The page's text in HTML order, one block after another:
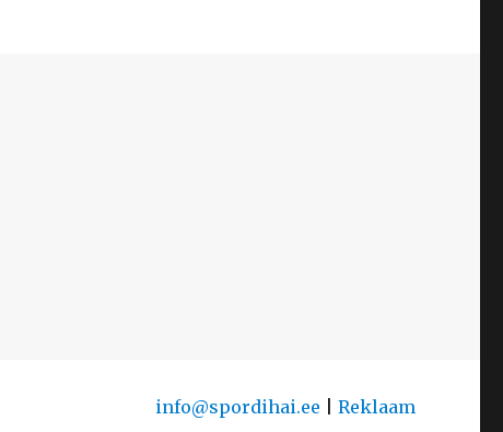
info@spordihai.ee Reklaam